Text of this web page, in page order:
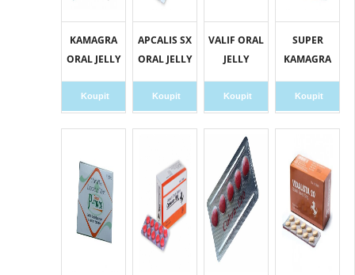
KAMAGRA
ORAL JELLY
Koupit
APCALIS SX
ORAL JELLY
Koupit
VALIF ORAL
JELLY
Koupit
SUPER
KAMAGRA
Koupit